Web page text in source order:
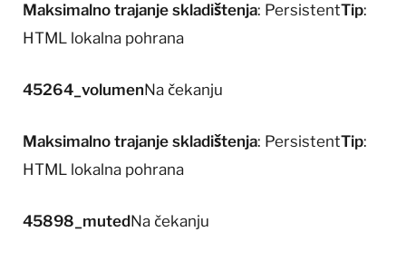
Maksimalno trajanje skladištenja: PersistentTip:
HTML lokalna pohrana
45264_volumenNa čekanju
Maksimalno trajanje skladištenja: PersistentTip:
HTML lokalna pohrana
45898_mutedNa čekanju